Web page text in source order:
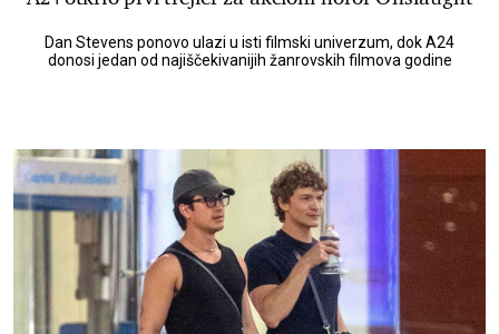
Dan Stevens ponovo ulazi u isti filmski univerzum, dok A24
donosi jedan od najiščekivanijih žanrovskih filmova godine